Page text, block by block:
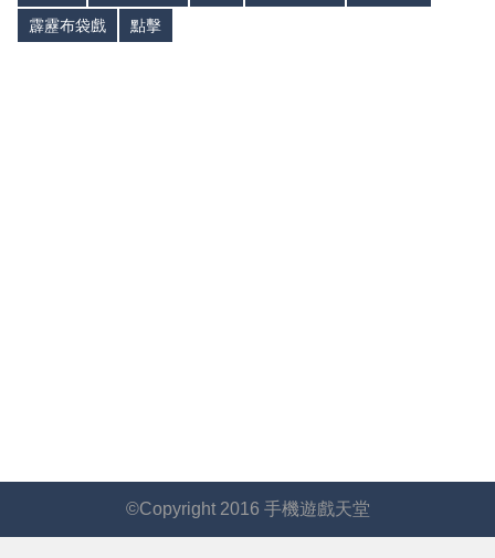
霹靂布袋戲
點擊
©Copyright 2016 手機遊戲天堂